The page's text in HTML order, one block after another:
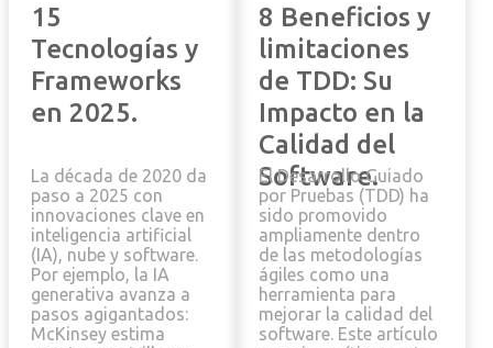
15
Tecnologías y
Frameworks
en 2025.
La década de 2020 da
paso a 2025 con
innovaciones clave en
inteligencia artificial
(IA), nube y software.
Por ejemplo, la IA
generativa avanza a
pasos agigantados:
McKinsey estima
8 Beneficios y
limitaciones
de TDD: Su
Impacto en la
Calidad del
Software.
El Desarrollo Guiado
por Pruebas (TDD) ha
sido promovido
ampliamente dentro
de las metodologías
ágiles como una
herramienta para
mejorar la calidad del
software. Este artículo